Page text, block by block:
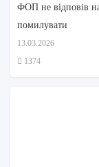
ФОП не відповів
помилувати
13.03.2026
1374